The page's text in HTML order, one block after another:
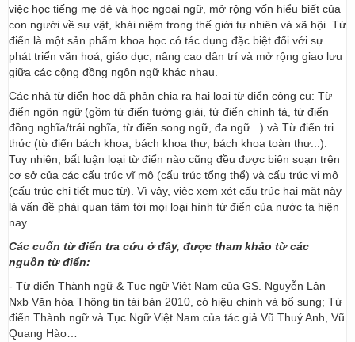
việc học tiếng mẹ đẻ và học ngoại ngữ, mở rộng vốn hiểu biết của
con người về sự vật, khái niệm trong thế giới tự nhiên và xã hội. Từ
điển là một sản phẩm khoa học có tác dụng đặc biệt đối với sự
phát triển văn hoá, giáo dục, nâng cao dân trí và mở rộng giao lưu
giữa các cộng đồng ngôn ngữ khác nhau.
Các nhà từ điển học đã phân chia ra hai loại từ điển công cụ: Từ
điển ngôn ngữ (gồm từ điển tường giải, từ điển chính tả, từ điển
đồng nghĩa/trái nghĩa, từ điển song ngữ, đa ngữ...) và Từ điển tri
thức (từ điển bách khoa, bách khoa thư, bách khoa toàn thư...).
Tuy nhiên, bất luận loại từ điển nào cũng đều được biên soạn trên
cơ sở của các cấu trúc vĩ mô (cấu trúc tổng thể) và cấu trúc vi mô
(cấu trúc chi tiết mục từ). Vì vậy, việc xem xét cấu trúc hai mặt này
là vấn đề phải quan tâm tới mọi loại hình từ điển của nước ta hiện
nay.
Các cuốn từ điển tra cứu ở đây, được tham khảo từ các
nguồn từ điển:
- Từ điển Thành ngữ & Tục ngữ Việt Nam của GS. Nguyễn Lân –
Nxb Văn hóa Thông tin tái bản 2010, có hiệu chỉnh và bổ sung; Từ
điển Thành ngữ và Tục Ngữ Việt Nam của tác giả Vũ Thuý Anh, Vũ
Quang Hào…